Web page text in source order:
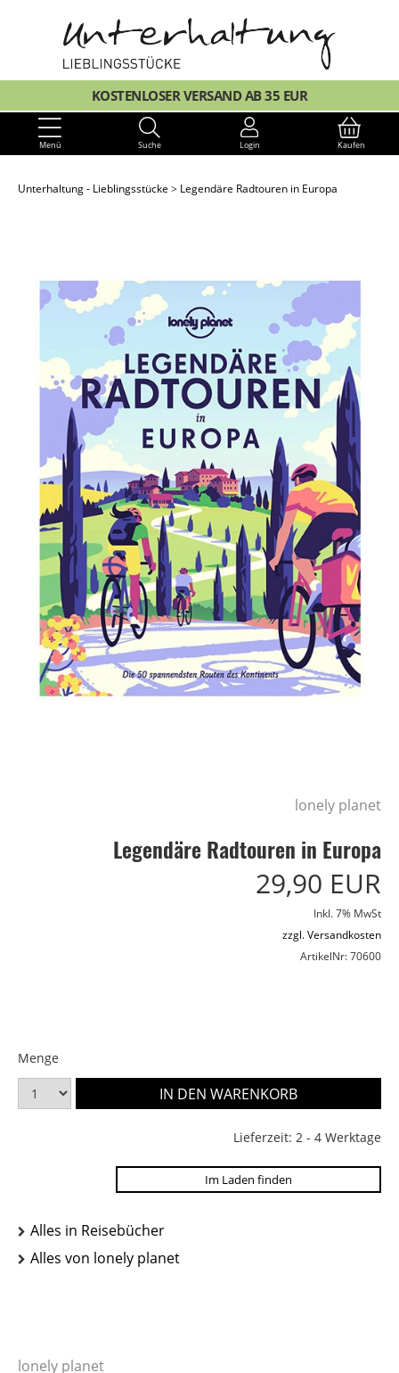
KOSTENLOSER VERSAND AB 35 EUR
Menü Suche Login Kaufen
Unterhaltung - Lieblingsstücke Legendäre Radtouren in Europa
lonely planet
Legendäre Radtouren in Europa
29,90 EUR
Inkl. 7% MwSt
zzgl. Versandkosten
ArtikelNr: 70600
Menge
Lieferzeit: 2 - 4 Werktage
Im Laden finden
Alles in Reisebücher
Alles von lonely planet
lonely planet